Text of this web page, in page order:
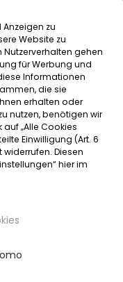
Seite anspringen
undMENÜ
zu
Website zu
Nutzerverhalten gehen
für Werbung und
Informationen
die sie
erhalten oder
nutzen, benötigen wir
auf „Alle Cookies
Einwilligung (Art. 6
widerrufen. Diesen
hier im